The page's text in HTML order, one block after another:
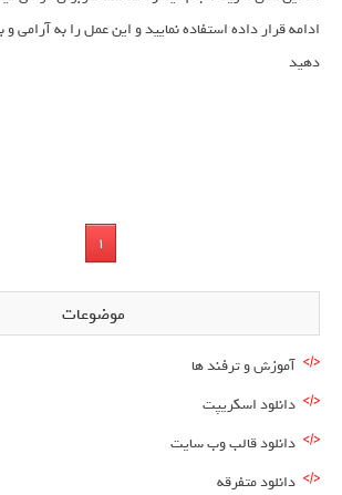
ادامه قرار داده استفاده نمایید و این عمل را به آرامی و
دهید
1
موضوعات
آموزش و ترفند ها
دانلود اسکریپت
دانلود قالب وب سایت
دانلود متفرقه